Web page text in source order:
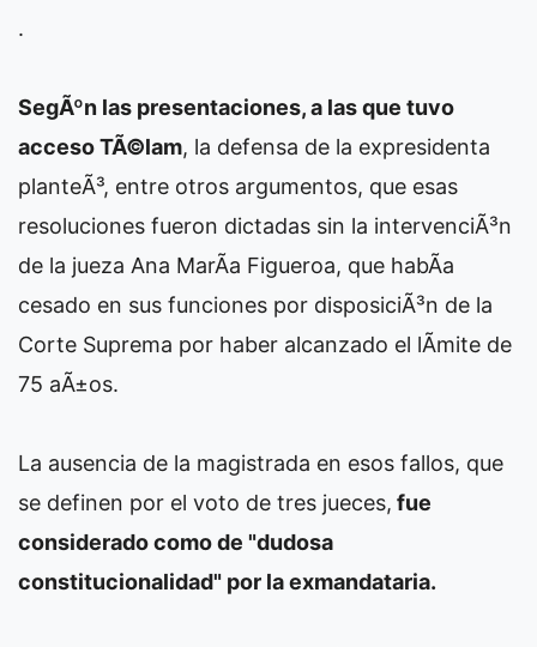
.
SegÃºn las presentaciones, a las que tuvo
acceso TÃ©lam, la defensa de la expresidenta
planteÃ³, entre otros argumentos, que esas
resoluciones fueron dictadas sin la intervenciÃ³n
de la jueza Ana MarÃ­a Figueroa, que habÃ­a
cesado en sus funciones por disposiciÃ³n de la
Corte Suprema por haber alcanzado el lÃ­mite de
75 aÃ±os.
La ausencia de la magistrada en esos fallos, que
se definen por el voto de tres jueces, fue
considerado como de "dudosa
constitucionalidad" por la exmandataria.